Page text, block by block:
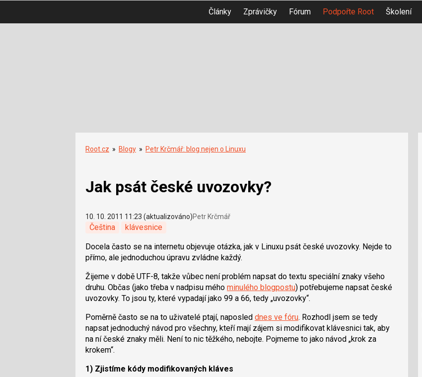
Články Zprávičky Fórum Podpořte Root Školení
Root.cz » Blogy » Petr Krčmář: blog nejen o Linuxu
Jak psát české uvozovky?
10. 10. 2011 11:23 (aktualizováno)Petr Krčmář
Čeština klávesnice
Docela často se na internetu objevuje otázka, jak v Linuxu psát české uvozovky. Nejde to
přímo, ale jednoduchou úpravu zvládne každý.
Žijeme v době UTF-8, takže vůbec není problém napsat do textu speciální znaky všeho
druhu. Občas (jako třeba v nadpisu mého minulého blogpostu) potřebujeme napsat české
uvozovky. To jsou ty, které vypadají jako 99 a 66, tedy „uvozovky“.
Poměrně často se na to uživatelé ptají, naposled dnes ve fóru. Rozhodl jsem se tedy
napsat jednoduchý návod pro všechny, kteří mají zájem si modifikovat klávesnici tak, aby
na ní české znaky měli. Není to nic těžkého, nebojte. Pojmeme to jako návod „krok za
krokem“.
1) Zjistíme kódy modifikovaných kláves